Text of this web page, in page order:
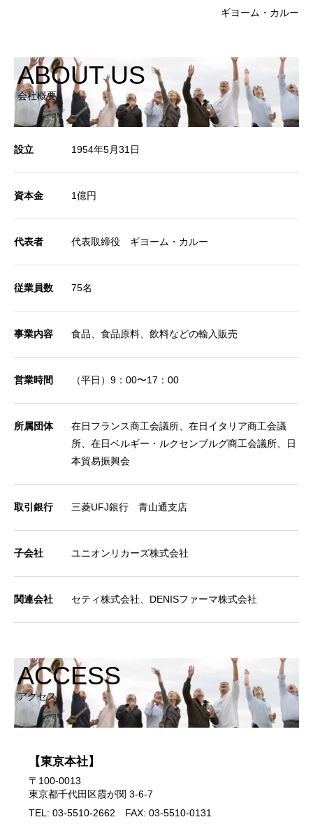
ギヨーム・カルー
ABOUT US
会社概要
設立 1954年5月31日
資本金 1億円
代表者 代表取締役 ギヨーム・カルー
従業員数 75名
事業内容 食品、食品原料、飲料などの輸入販売
営業時間 （平日）9：00〜17：00
所属団体
在日フランス商工会議所、在日イタリア商工会議
所、在日ベルギー・ルクセンブルグ商工会議所、日
本貿易振興会
取引銀行 三菱UFJ銀行 青山通支店
子会社 ユニオンリカーズ株式会社
関連会社 セティ株式会社、DENISファーマ株式会社
ACCESS
アクセス
【東京本社】
〒100-0013
東京都千代田区霞が関 3-6-7
TEL: 03-5510-2662 FAX: 03-5510-0131